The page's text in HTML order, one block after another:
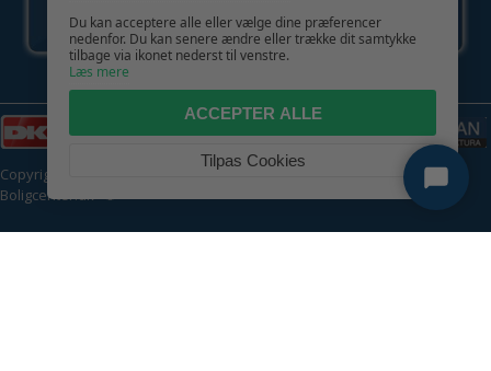
Copyright © 2026 | CVR: DK41222093 | Alle rettigheder forbeholdes |
Boligcenter.dk 🍪
Du kan acceptere alle eller vælge dine præferencer
nedenfor. Du kan senere ændre eller trække dit samtykke
tilbage via ikonet nederst til venstre.
Læs mere
ACCEPTER ALLE
Tilpas Cookies